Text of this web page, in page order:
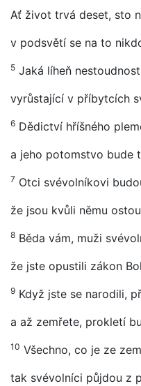
Ať život trvá deset, sto
v podsvětí se na to
5 Jaká líheň
vyrůstající v příbytcích
6 Dědictví hříšného
a jeho potomstvo bude
7 Otci svévolníkovi
že jsou kvůli němu
8 Běda vám, muži
že jste opustili zákon
9 Když jste se narodili,
a až zemřete, prokletí
10 Všechno, co je ze
tak svévolníci půjdou z